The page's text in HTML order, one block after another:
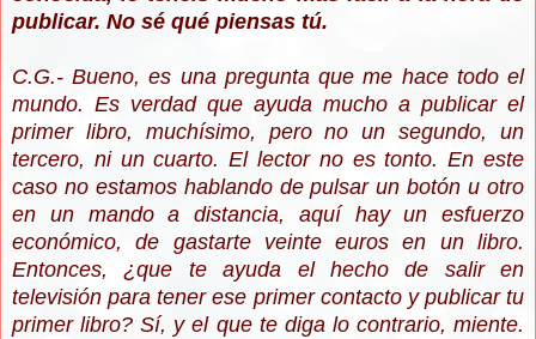
publicar. No sé qué piensas tú.
C.G.- Bueno, es una pregunta que me hace todo el
mundo. Es verdad que ayuda mucho a publicar el
primer libro, muchísimo, pero no un segundo, un
tercero, ni un cuarto. El lector no es tonto. En este
caso no estamos hablando de pulsar un botón u otro
en un mando a distancia, aquí hay un esfuerzo
económico, de gastarte veinte euros en un libro.
Entonces, ¿que te ayuda el hecho de salir en
televisión para tener ese primer contacto y publicar tu
primer libro? Sí, y el que te diga lo contrario, miente.